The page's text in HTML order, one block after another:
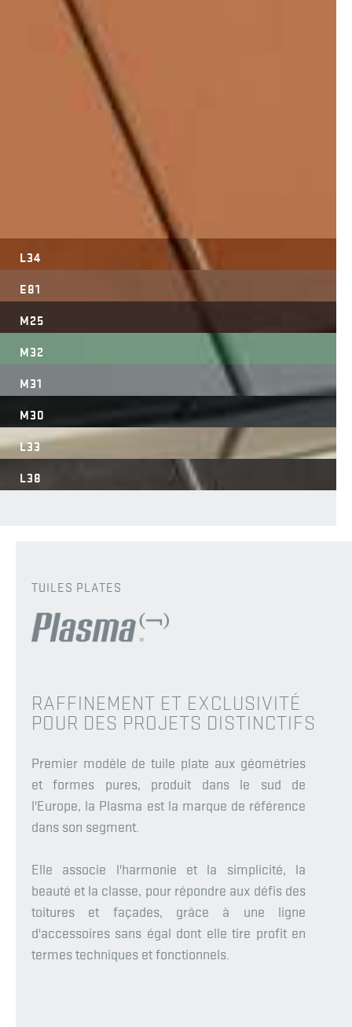
L34
E81
M25
M32
M31
M30
L33
L38
TUILES PLATES
RAFFINEMENT ET EXCLUSIVITÉ
POUR DES PROJETS DISTINCTIFS
Premier modèle de tuile plate aux géométries
et formes pures, produit dans le sud de
l'Europe, la Plasma est la marque de référence
dans son segment.
Elle associe l'harmonie et la simplicité, la
beauté et la classe, pour répondre aux défis des
toitures et façades, grâce à une ligne
d'accessoires sans égal dont elle tire profit en
termes techniques et fonctionnels.